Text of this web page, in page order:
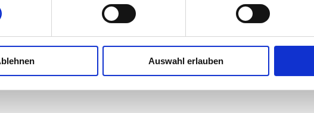
Auswahl erlauben
neue Optionstarif erweiterte Leistungen und verbesserte
Unfall
(kein stationärer Aufenthalt erforderlich)